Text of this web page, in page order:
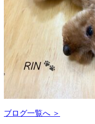
ブログ一覧へ ＞